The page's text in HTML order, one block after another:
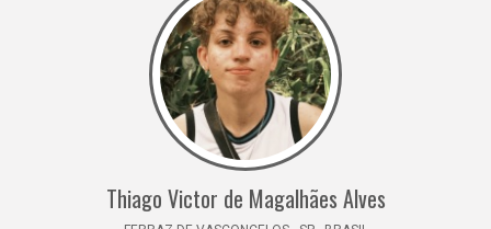
Thiago Victor de Magalhães Alves